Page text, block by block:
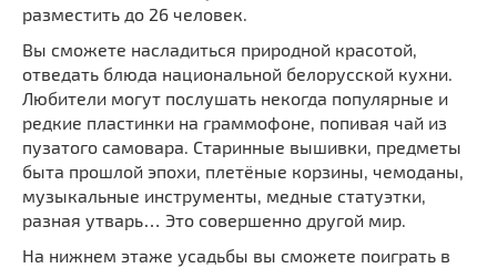
разместить до 26 человек.
Вы сможете насладиться природной красотой,
отведать блюда национальной белорусской кухни.
Любители могут послушать некогда популярные и
редкие пластинки на граммофоне, попивая чай из
пузатого самовара. Старинные вышивки, предметы
быта прошлой эпохи, плетёные корзины, чемоданы,
музыкальные инструменты, медные статуэтки,
разная утварь… Это совершенно другой мир.
На нижнем этаже усадьбы вы сможете поиграть в